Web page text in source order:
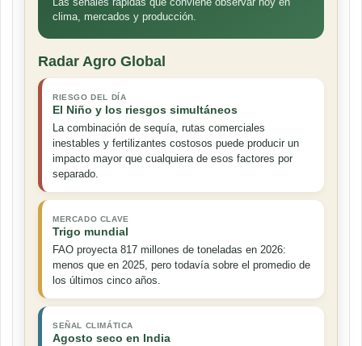
clima, mercados y producción.
Radar Agro Global
RIESGO DEL DÍA
El Niño y los riesgos simultáneos
La combinación de sequía, rutas comerciales
inestables y fertilizantes costosos puede producir un
impacto mayor que cualquiera de esos factores por
separado.
MERCADO CLAVE
Trigo mundial
FAO proyecta 817 millones de toneladas en 2026:
menos que en 2025, pero todavía sobre el promedio de
los últimos cinco años.
SEÑAL CLIMÁTICA
Agosto seco en India